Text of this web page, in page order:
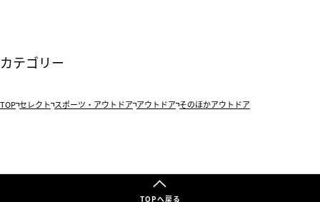
カテゴリー
TOP セレクト スポーツ・アウトドア アウトドア そのほかアウトドア
TOPへ戻る